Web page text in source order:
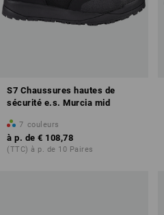
S7 Chaussures hautes de
sécurité e.s. Murcia mid
7 couleurs
à p. de € 108,78
(TTC) à p. de 10 Paires